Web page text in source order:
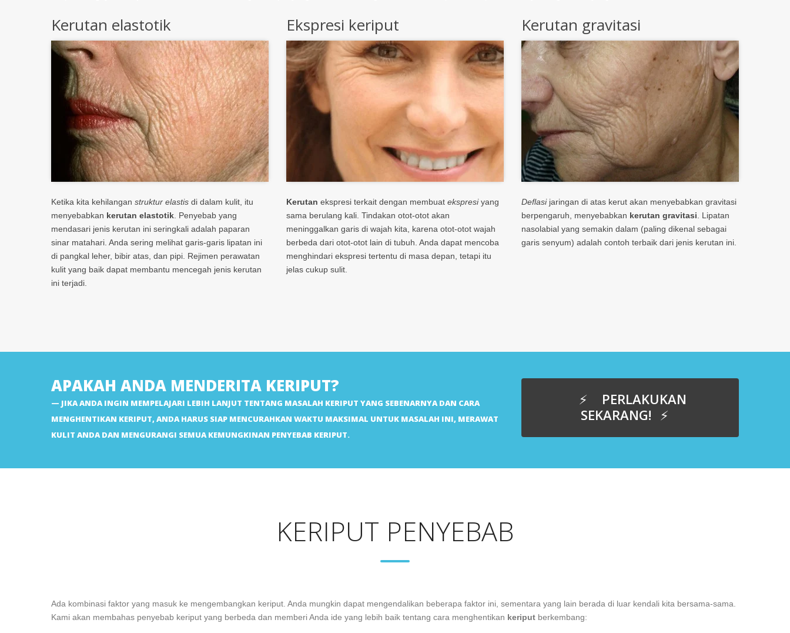
Kerutan elastotik
Ketika kita kehilangan struktur elastis di dalam kulit, itu
menyebabkan kerutan elastotik . Penyebab yang
mendasari jenis kerutan ini seringkali adalah paparan
sinar matahari. Anda sering melihat garis-garis lipatan ini
di pangkal leher, bibir atas, dan pipi. Rejimen perawatan
kulit yang baik dapat membantu mencegah jenis kerutan
ini terjadi.
Ekspresi keriput
Kerutan ekspresi terkait dengan membuat ekspresiyang
sama berulang kali. Tindakan otot-otot akan
meninggalkan garis di wajah kita, karena otot-otot wajah
berbeda dari otot-otot lain di tubuh. Anda dapat mencoba
menghindari ekspresi tertentu di masa depan, tetapi itu
jelas cukup sulit.
Kerutan gravitasi
Deflasijaringan di atas kerut akan menyebabkan gravitasi
berpengaruh, menyebabkan kerutan gravitasi . Lipatan
nasolabial yang semakin dalam (paling dikenal sebagai
garis senyum) adalah contoh terbaik dari jenis kerutan ini.
APAKAH ANDA MENDERITA KERIPUT?
JIKA ANDA INGIN MEMPELAJARI LEBIH LANJUT TENTANG MASALAH KERIPUT YANG SEBENARNYA DAN CARA
MENGHENTIKAN KERIPUT, ANDA HARUS SIAP MENCURAHKAN WAKTU MAKSIMAL UNTUK MASALAH INI, MERAWAT
KULIT ANDA DAN MENGURANGI SEMUA KEMUNGKINAN PENYEBAB KERIPUT.
PERLAKUKAN
SEKARANG!
KERIPUT PENYEBAB
Ada kombinasi faktor yang masuk ke mengembangkan keriput. Anda mungkin dapat mengendalikan beberapa faktor ini, sementara yang lain berada di luar kendali kita bersama-sama.
Kami akan membahas penyebab keriput yang berbeda dan memberi Anda ide yang lebih baik tentang cara menghentikan keriput berkembang: